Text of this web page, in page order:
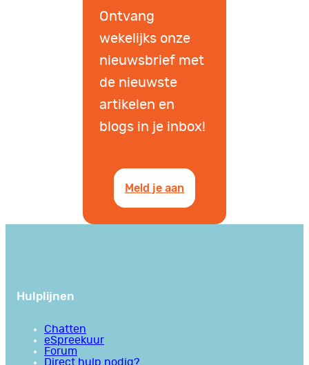
Ontvang
wekelijks onze
nieuwsbrief met
de nieuwste
artikelen en
blogs in je inbox!
Meld je aan
Hulplijnen
Chatten
eSpreekuur
Forum
Direct hulp nodig?